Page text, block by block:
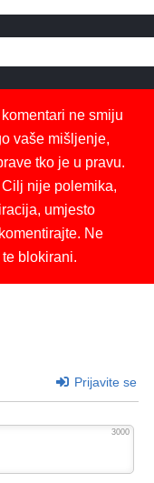
komentari ne smiju
vaše mišljenje,
tko je u pravu.
nije polemika,
umjesto
Ne
blokirani.
Prijavite se
3000